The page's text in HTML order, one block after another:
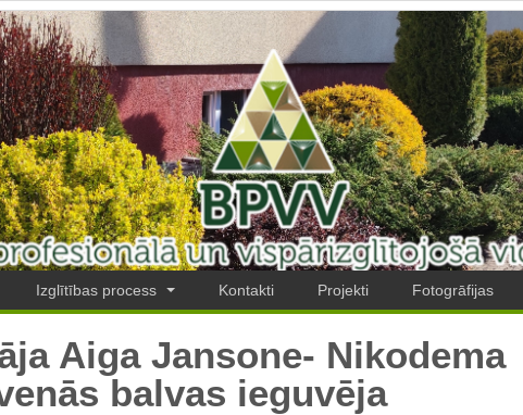
Izglītības process Kontakti Projekti Fotogrāfijas
Aiga Jansone- Nikodema
balvas ieguvēja